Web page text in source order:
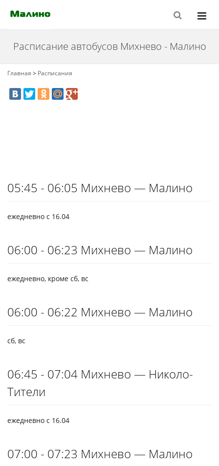
Расписание автобусов Михнево - Малино
Главная > Расписания
05:45 - 06:05 Михнево — Малино
ежедневно с 16.04
06:00 - 06:23 Михнево — Малино
ежедневно, кроме сб, вс
06:00 - 06:22 Михнево — Малино
сб, вс
06:45 - 07:04 Михнево — Николо-
Тители
ежедневно с 16.04
07:00 - 07:23 Михнево — Малино